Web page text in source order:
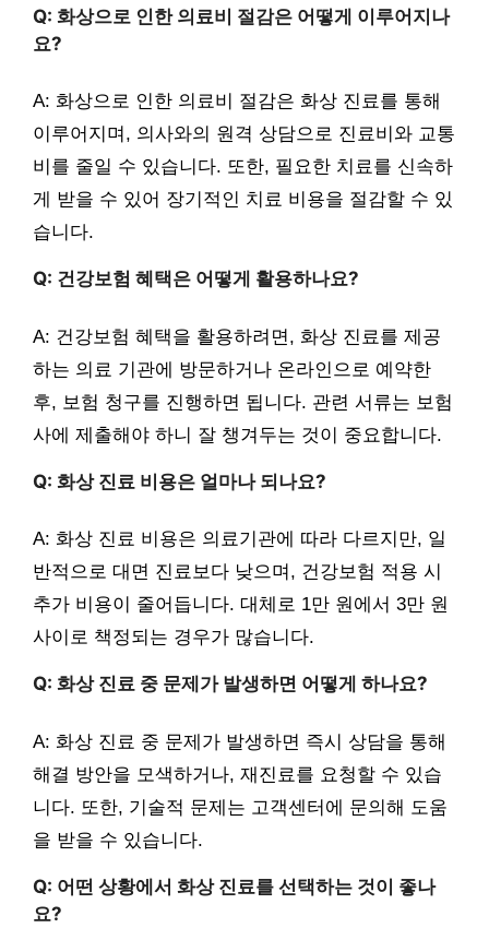
Q: 화상으로 인한 의료비 절감은 어떻게 이루어지나
요?
A: 화상으로 인한 의료비 절감은 화상 진료를 통해
이루어지며, 의사와의 원격 상담으로 진료비와 교통
비를 줄일 수 있습니다. 또한, 필요한 치료를 신속하
게 받을 수 있어 장기적인 치료 비용을 절감할 수 있
습니다.
Q: 건강보험 혜택은 어떻게 활용하나요?
A: 건강보험 혜택을 활용하려면, 화상 진료를 제공
하는 의료 기관에 방문하거나 온라인으로 예약한
후, 보험 청구를 진행하면 됩니다. 관련 서류는 보험
사에 제출해야 하니 잘 챙겨두는 것이 중요합니다.
Q: 화상 진료 비용은 얼마나 되나요?
A: 화상 진료 비용은 의료기관에 따라 다르지만, 일
반적으로 대면 진료보다 낮으며, 건강보험 적용 시
추가 비용이 줄어듭니다. 대체로 1만 원에서 3만 원
사이로 책정되는 경우가 많습니다.
Q: 화상 진료 중 문제가 발생하면 어떻게 하나요?
A: 화상 진료 중 문제가 발생하면 즉시 상담을 통해
해결 방안을 모색하거나, 재진료를 요청할 수 있습
니다. 또한, 기술적 문제는 고객센터에 문의해 도움
을 받을 수 있습니다.
Q: 어떤 상황에서 화상 진료를 선택하는 것이 좋나
요?